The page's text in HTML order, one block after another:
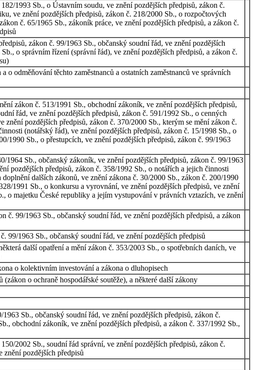
1993 Sb., o Ústavním soudu, ve znění pozdějších předpisů, zákon č.
ve znění pozdějších předpisů, zákon č. 218/2000 Sb., o rozpočtových
č. 65/1965 Sb., zákoník práce, ve znění pozdějších předpisů, a zákon č.
zákon č. 99/1963 Sb., občanský soudní řád, ve znění pozdějších
o správním řízení (správní řád), ve znění pozdějších předpisů, a zákon č.
o odměňování těchto zaměstnanců a ostatních zaměstnanců ve správních
zákon č. 513/1991 Sb., obchodní zákoník, ve znění pozdějších předpisů,
řád, ve znění pozdějších předpisů, zákon č. 591/1992 Sb., o cenných
pozdějších předpisů, zákon č. 370/2000 Sb., kterým se mění zákon č.
(notářský řád), ve znění pozdějších předpisů, zákon č. 15/1998 Sb., o
1990 Sb., o přestupcích, ve znění pozdějších předpisů, zákon č. 99/1963
Sb., občanský zákoník, ve znění pozdějších předpisů, zákon č. 99/1963
pozdějších předpisů, zákon č. 358/1992 Sb., o notářích a jejich činnosti
dalších zákonů, ve znění zákona č. 30/2000 Sb., zákon č. 200/1990
1991 Sb., o konkursu a vyrovnání, ve znění pozdějších předpisů, ve znění
o majetku České republiky a jejím vystupování v právních vztazích, ve znění
č. 99/1963 Sb., občanský soudní řád, ve znění pozdějších předpisů, a zákon
99/1963 Sb., občanský soudní řád, ve znění pozdějších předpisů
další opatření a mění zákon č. 353/2003 Sb., o spotřebních daních, ve
o kolektivním investování a zákona o dluhopisech
o ochraně hospodářské soutěže), a některé další zákony
Sb., občanský soudní řád, ve znění pozdějších předpisů, zákon č.
obchodní zákoník, ve znění pozdějších předpisů, a zákon č. 337/1992 Sb.,
2002 Sb., soudní řád správní, ve znění pozdějších předpisů, zákon č.
znění pozdějších předpisů